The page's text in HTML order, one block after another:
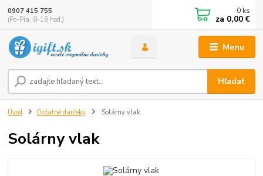
Menu
Hľadať
0907 415 755
(Po-Pia, 8-16 hod.)
0 ks
za 0,00 €
Úvod Ostatné darčeky Solárny vlak
Solárny vlak